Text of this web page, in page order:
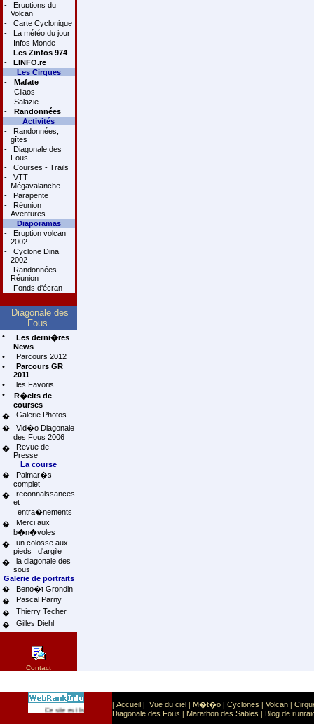
-
Eruptions du
Volcan
-
Carte Cyclonique
-
La météo du jour
-
Infos Monde
-
Les Zinfos 974
-
LINFO.re
Les Cirques
-
Mafate
-
Cilaos
-
Salazie
-
Randonnées
Activités
-
Randonnées,
gîtes
-
Diagonale des
Fous
-
Courses - Trails
-
VTT
Mégavalanche
-
Parapente
-
Réunion
Aventures
Diaporamas
-
Eruption volcan
2002
-
Cyclone Dina
2002
-
Randonnées
Réunion
-
Fonds d'écran
Diagonale des
Fous
•
Les derni�res
News
•
Parcours 2012
•
Parcours GR
2011
•
les Favoris
•
R�cits de
courses
�
Galerie Photos
�
Vid�o Diagonale
des Fous 2006
�
Revue de
Presse
La course
�
Palmar�s
complet
�
reconnaissances
et
entra�nements
�
Merci aux
b�n�voles
�
un colosse aux
pieds d'argile
�
la diagonale des
sous
Galerie de portraits
�
Beno�t Grondin
�
Pascal Parny
�
Thierry Techer
�
Gilles Diehl
Contact
Ce site est list� dans la cat�gorie Sport: Sports extr�mes
| Accueil | Vue du ciel | M�t�o | Cyclones | Volcan |
Diagonale des Fous | Marathon des Sables | Blog de